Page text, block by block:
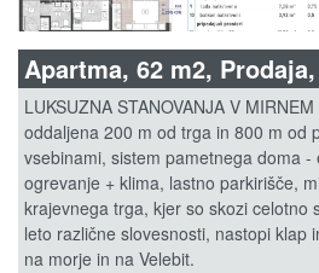
Apartma, 62 m2,
LUKSUZNA STANOVANJA V
oddaljena 200 m od trga in 800 m od
vsebinami, sistem pametnega doma -
ogrevanje + klima, lastno parkirišče,
krajevnega trga, kjer so skozi celotno
leto različne slovesnosti, nastopi klap
na morje in na Velebit.